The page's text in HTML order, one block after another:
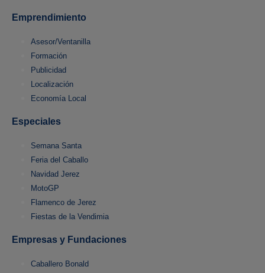
Emprendimiento
Asesor/Ventanilla
Formación
Publicidad
Localización
Economía Local
Especiales
Semana Santa
Feria del Caballo
Navidad Jerez
MotoGP
Flamenco de Jerez
Fiestas de la Vendimia
Empresas y Fundaciones
Caballero Bonald